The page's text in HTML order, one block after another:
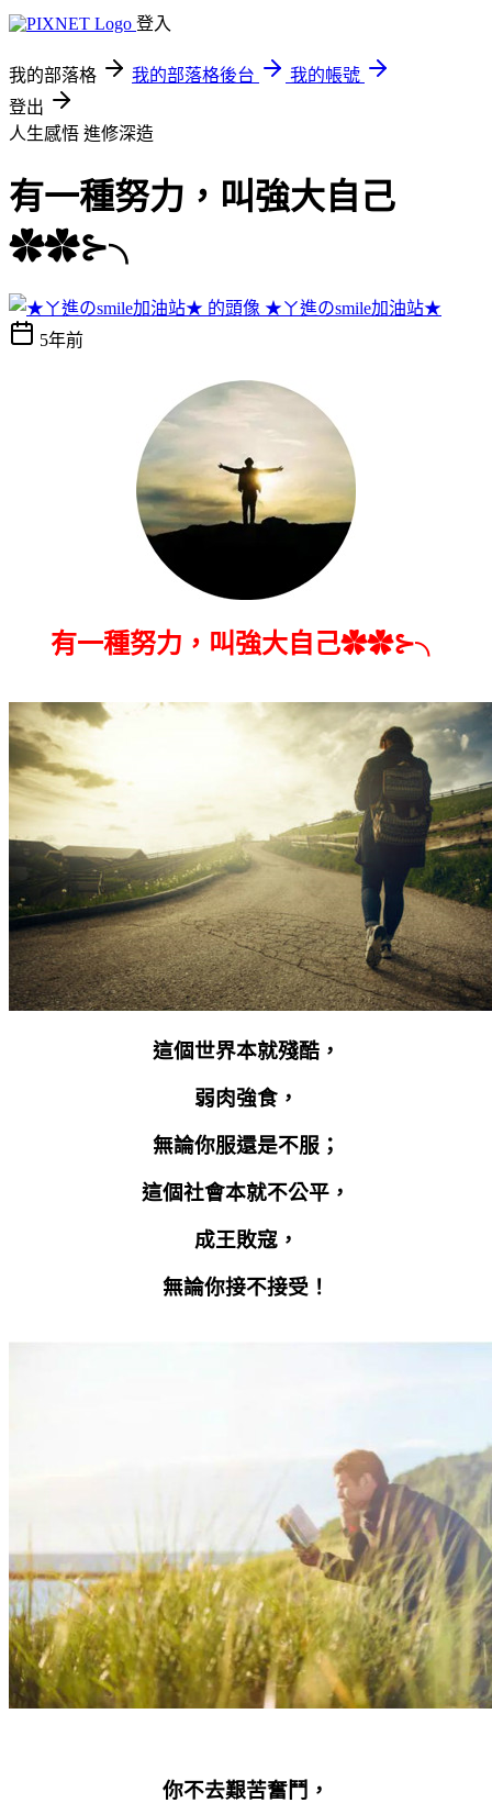
登入
我的部落格 我的部落格後台
我的帳號
登出
人生感悟 進修深造
有一種努力，叫強大自己
✿✿⊱╮
★ㄚ進のsmile加油站★
5年前
有一種努力，叫強大自己✿✿⊱╮
這個世界本就殘酷，
弱肉強食，
無論你服還是不服；
這個社會本就不公平，
成王敗寇，
無論你接不接受！
你不去艱苦奮鬥，